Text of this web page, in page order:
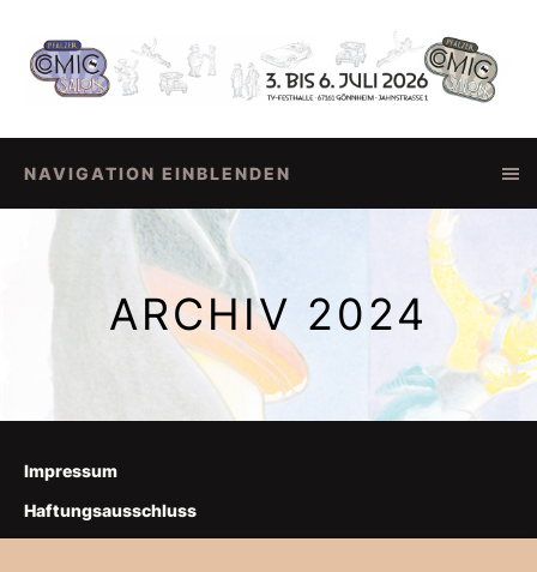
NAVIGATION EINBLENDEN
ARCHIV 2024
Impressum
Haftungsausschluss